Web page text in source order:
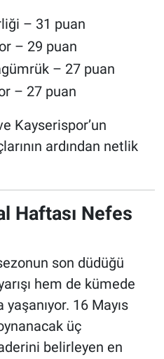
– 31 puan
– 29 puan
– 27 puan
– 27 puan
Kayserispor’un
ardından netlik
Haftası Nefes
son düdüğü
hem de kümede
yaşanıyor. 16 Mayıs
üç
belirleyen en